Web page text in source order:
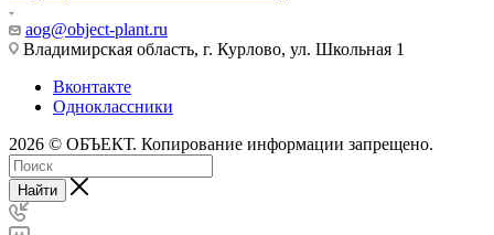
aog@object-plant.ru
Владимирская область, г. Курлово, ул. Школьная 1
Вконтакте
Одноклассники
2026 © ОБЪЕКТ. Копирование информации запрещено.
Найти